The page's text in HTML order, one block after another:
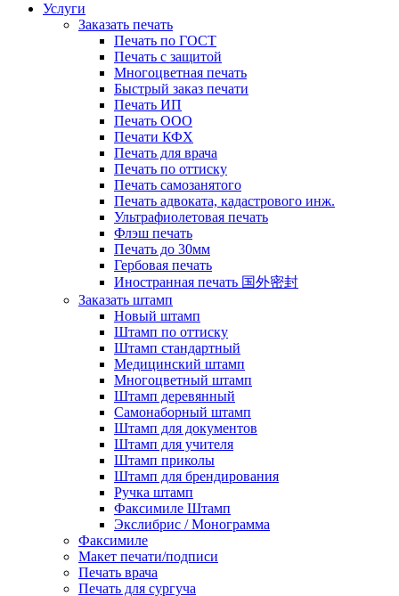
Услуги
Заказать печать
Печать по ГОСТ
Печать с защитой
Многоцветная печать
Быстрый заказ печати
Печать ИП
Печать ООО
Печати КФХ
Печать для врача
Печать по оттиску
Печать самозанятого
Печать адвоката, кадастрового инж.
Ультрафиолетовая печать
Флэш печать
Печать до 30мм
Гербовая печать
Иностранная печать 国外密封
Заказать штамп
Новый штамп
Штамп по оттиску
Штамп стандартный
Медицинский штамп
Многоцветный штамп
Штамп деревянный
Самонаборный штамп
Штамп для документов
Штамп для учителя
Штамп приколы
Штамп для брендирования
Ручка штамп
Факсимиле Штамп
Экслибрис / Монограмма
Факсимиле
Макет печати/подписи
Печать врача
Печать для сургуча